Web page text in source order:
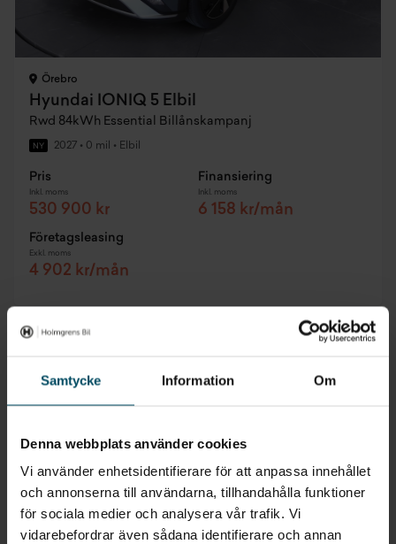
Samtycke Information Om
Denna webbplats använder cookies
Vi använder enhetsidentifierare för att anpassa innehållet
och annonserna till användarna, tillhandahålla funktioner
för sociala medier och analysera vår trafik. Vi
vidarebefordrar även sådana identifierare och annan
Örebro
Hyundai IONIQ 5 Elbil
Rwd 84kWh Essential Billånskampanj
NY 2027 • 0 mil • Elbil
Pris
Inkl. moms
530 900 kr
Finansiering
Inkl. moms
6 158 kr/mån
Företagsleasing
Exkl. moms
4 902 kr/mån